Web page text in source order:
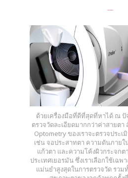
ด้วยเครื่องมือที่ดีที่สุดที่หาได้ ณ ปั
ตรวจวัดละเอียดมากกว่าค่าสายตา
Optometry ของเราจะตรวจประ
เช่น จอประสาทตา ความดันภายใ
แก้วตา และความโค้งผิวกระจก
ประเทศเยอรมัน ซึ่งเราเลือกใช้เฉ
แม่นยำสูงสุดในการตรวจวัด รว